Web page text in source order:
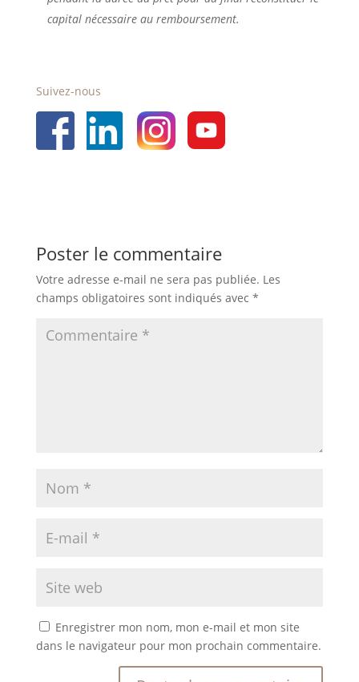
capital nécessaire au remboursement.
Suivez-nous
Poster le commentaire
Votre adresse e-mail ne sera pas publiée. Les
champs obligatoires sont indiqués avec *
Enregistrer mon nom, mon e-mail et mon site
dans le navigateur pour mon prochain commentaire.